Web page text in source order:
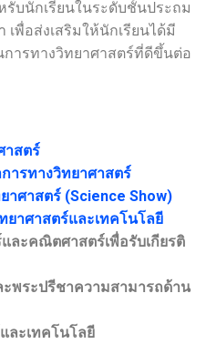
ตร์
บนักเรียนในระดับชั้นประถม
พื่อส่งเสริมให้นักเรียนได้มี
ารทางวิทยาศาสตร์ที่ดีขึ้นต่อ
าสตร์
ารทางวิทยาศาสตร์
าศาสตร์ (Science Show)
าศาสตร์และเทคโนโลยี
ละคณิตศาสตร์เพื่อรับเกียรติ
ะพระปรีชาความสามารถด้าน
ละเทคโนโลยี